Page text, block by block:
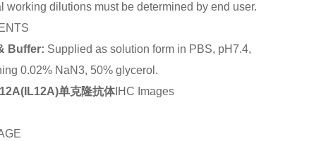
working dilutions must be determined by end user.
Buffer: Supplied as solution form in PBS, pH7.4,
0.02% NaN3, 50% glycerol.
单克隆抗体IHC Images